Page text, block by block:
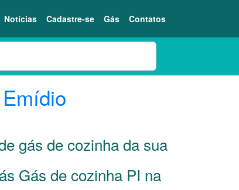
Notícias Cadastre-se Gás Contatos
gás de cozinha da sua
Gás de cozinha PI na